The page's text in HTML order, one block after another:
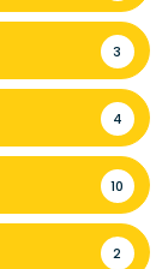
3
4
10
2